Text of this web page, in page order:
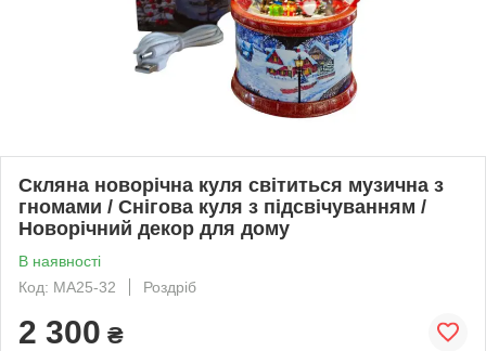
Скляна новорічна куля світиться музична з
гномами / Снігова куля з підсвічуванням /
Новорічний декор для дому
В наявності
Код: МА25-32
Роздріб
2 300 ₴